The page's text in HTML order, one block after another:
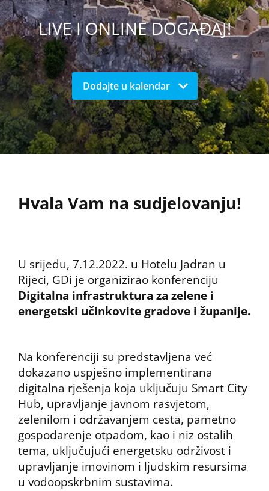
LIVE I ONLINE DOGAĐAJ!
Dodajte u kalendar
Hvala Vam na sudjelovanju!
U srijedu, 7.12.2022. u Hotelu Jadran u
Rijeci, GDi je organizirao konferenciju
Digitalna infrastruktura za zelene i
energetski učinkovite gradove i županije.
Na konferenciji su predstavljena već
dokazano uspješno implementirana
digitalna rješenja koja uključuju Smart City
Hub, upravljanje javnom rasvjetom,
zelenilom i održavanjem cesta, pametno
gospodarenje otpadom, kao i niz ostalih
tema, uključujući energetsku održivost i
upravljanje imovinom i ljudskim resursima
u vodoopskrbnim sustavima.